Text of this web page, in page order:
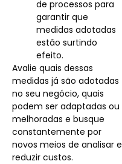
de processos para
garantir que
medidas adotadas
estão surtindo
efeito.
Avalie quais dessas
medidas já são adotadas
no seu negócio, quais
podem ser adaptadas ou
melhoradas e busque
constantemente por
novos meios de analisar e
reduzir custos.